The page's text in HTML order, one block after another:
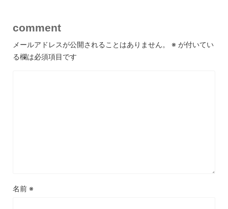
comment
メールアドレスが公開されることはありません。 ※ が付いてい
る欄は必須項目です
名前 ※